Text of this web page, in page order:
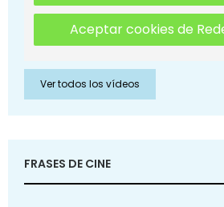
Aceptar cookies de
Ver todos los vídeos
FRASES DE CINE